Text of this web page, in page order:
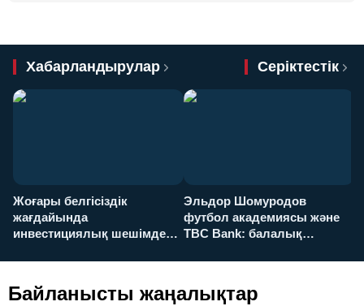
Хабарландырулар Серіктестік
Жоғары белгісіздік
жағдайында
инвестициялық шешімдер
Эльдор Шомуродов
футбол академиясы және
TBC Bank: балалық
Байланысты жаңалықтар